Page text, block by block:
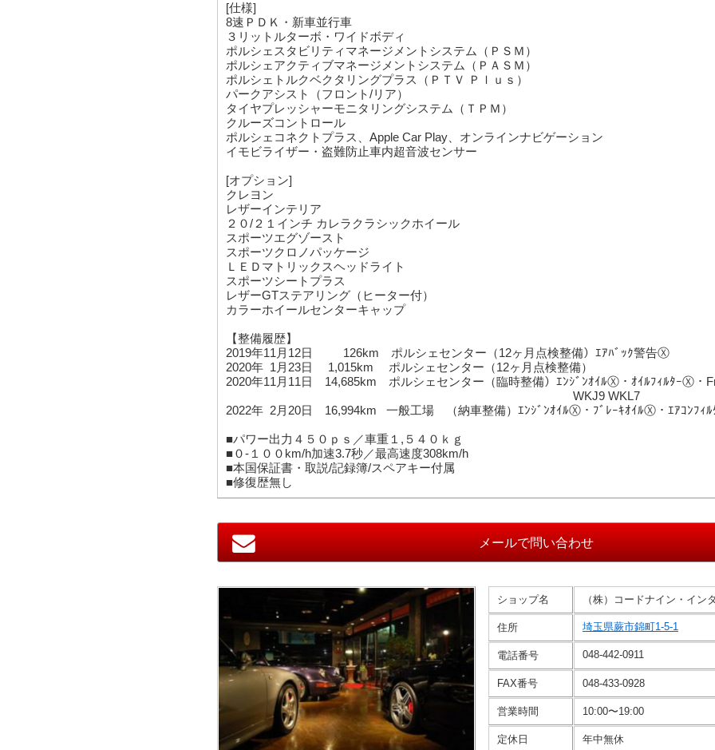
[仕様]
8速ＰＤＫ・新車並行車
３リットルターボ・ワイドボディ
ポルシェスタビリティマネージメントシステム（ＰＳＭ）
ポルシェアクティブマネージメントシステム（ＰＡＳＭ）
ポルシェトルクベクタリングプラス（ＰＴＶ Ｐｌｕｓ）
パークアシスト（フロント/リア）
タイヤプレッシャーモニタリングシステム（ＴＰＭ）
クルーズコントロール
ポルシェコネクトプラス、Apple Car Play、オンラインナビゲーション
イモビライザー・盗難防止車内超音波センサー
[オプション]
クレヨン
レザーインテリア
２０/２１インチ カレラクラシックホイール
スポーツエグゾースト
スポーツクロノパッケージ
ＬＥＤマトリックスヘッドライト
スポーツシートプラス
レザーGTステアリング（ヒーター付）
カラーホイールセンターキャップ
【整備履歴】
2019年11月12日 126km ポルシェセンター（12ヶ月点検整備）ｴｱﾊﾞｯｸ警告Ⓧ
2020年 1月23日 1,015km ポルシェセンター（12ヶ月点検整備）
2020年11月11日 14,685km ポルシェセンター（臨時整備）ｴﾝｼﾞﾝｵｲﾙⓍ・ｵｲﾙﾌｨﾙﾀｰⓍ・Fr
WKJ9 WKL7
2022年 2月20日 16,994km 一般工場 （納車整備）ｴﾝｼﾞﾝｵｲﾙⓍ・ﾌﾞﾚｰｷｵｲﾙⓍ・ｴｱｺﾝﾌ
■パワー出力４５０ｐｓ／車重１,５４０ｋｇ
■０-１００km/h加速3.7秒／最高速度308km/h
■本国保証書・取説/記録簿/スペアキー付属
■修復歴無し
ショップ名 （株）コードナイン・イン
住所 埼玉県蕨市錦町1-5-1
電話番号 048-442-0911
FAX番号 048-433-0928
営業時間 10:00〜19:00
定休日 年中無休